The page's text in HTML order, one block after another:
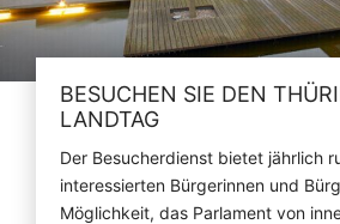
BESUCHEN SIE DEN
LANDTAG
Der Besucherdienst bietet jährlich
interessierten Bürgerinnen und
Möglichkeit, das Parlament von